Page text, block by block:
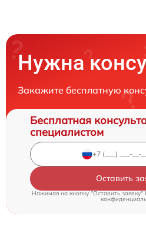
Нужна
Закажите бесплатную
Бесплатная
специалистом
Оставить
Нажимая на кнопку "Оставить